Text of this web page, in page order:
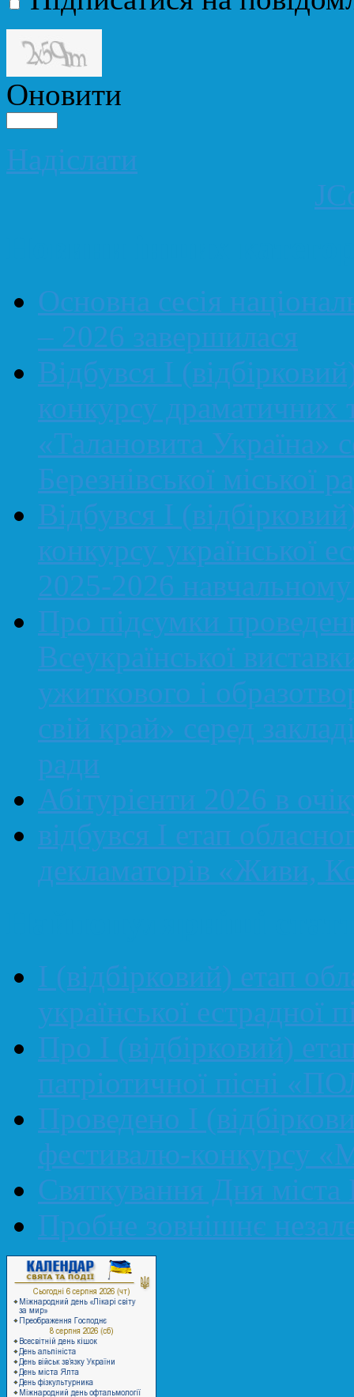
Оновити
Надіслати
Основна сесія
– 2026 завершилася
Відбувся І
конкурсу драматичних
«Талановита Україна»
Березнівської міської
Відбувся І
конкурсу української
2025-2026
Про підсумки
Всеукраїнської
ужиткового і
свій край» серед
ради
Абітурієнти 2026 в
відбувся І етап
декламаторів «Живи,
І (відбірковий) етап
української
Про І (відбірковий)
патріотичної пісні
Проведено І
фестивалю-конкурсу
Святкування Дня міста
Пробне зовнішнє